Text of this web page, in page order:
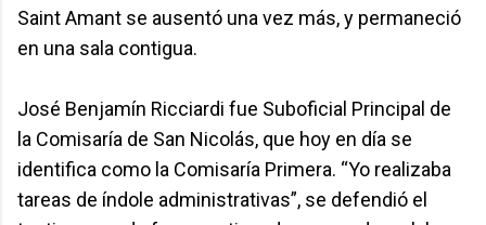
Saint Amant se ausentó una vez más, y permaneció
en una sala contigua.
José Benjamín Ricciardi fue Suboficial Principal de
la Comisaría de San Nicolás, que hoy en día se
identifica como la Comisaría Primera. “Yo realizaba
tareas de índole administrativas”, se defendió el